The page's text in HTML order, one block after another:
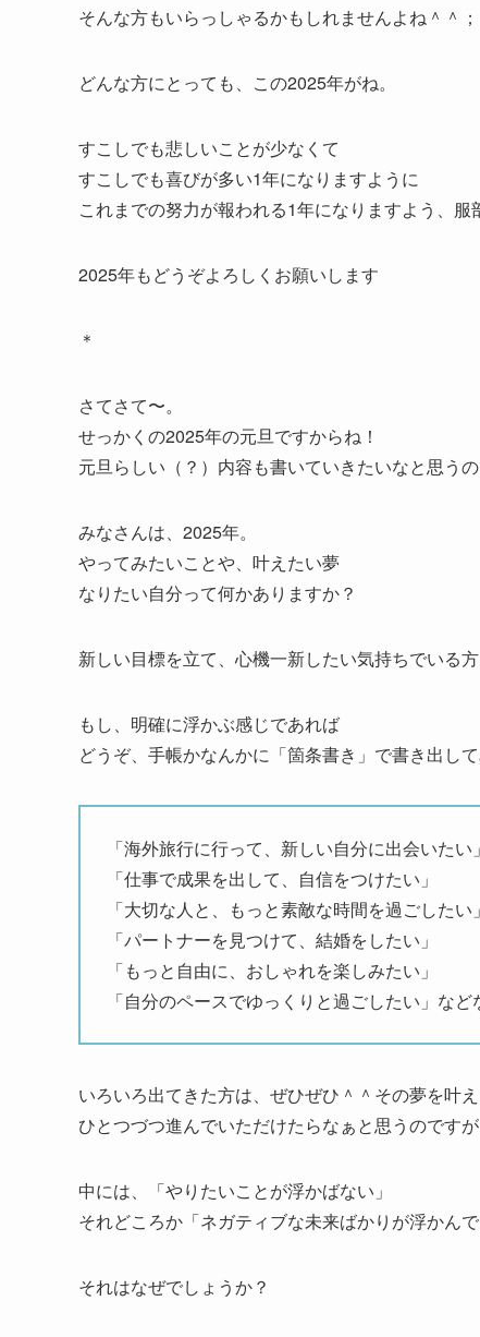
そんな方もいらっしゃるかもしれませんよね＾＾；
どんな方にとっても、この2025年がね。
すこしでも悲しいことが少なくて
すこしでも喜びが多い1年になりますように
これまでの努力が報われる1年になりますよう、服
2025年もどうぞよろしくお願いします
＊
さてさて〜。
せっかくの2025年の元旦ですからね！
元旦らしい（？）内容も書いていきたいなと思う
みなさんは、2025年。
やってみたいことや、叶えたい夢
なりたい自分って何かありますか？
新しい目標を立て、心機一新したい気持ちでいる
もし、明確に浮かぶ感じであれば
どうぞ、手帳かなんかに「箇条書き」で書き出し
「海外旅行に行って、新しい自分に出会いたい」
「仕事で成果を出して、自信をつけたい」
「大切な人と、もっと素敵な時間を過ごしたい」
「パートナーを見つけて、結婚をしたい」
「もっと自由に、おしゃれを楽しみたい」
「自分のペースでゆっくりと過ごしたい」など
いろいろ出てきた方は、ぜひぜひ＾＾その夢を叶
ひとつづつ進んでいただけたらなぁと思うのですが
中には、「やりたいことが浮かばない」
それどころか「ネガティブな未来ばかりが浮かん
それはなぜでしょうか？